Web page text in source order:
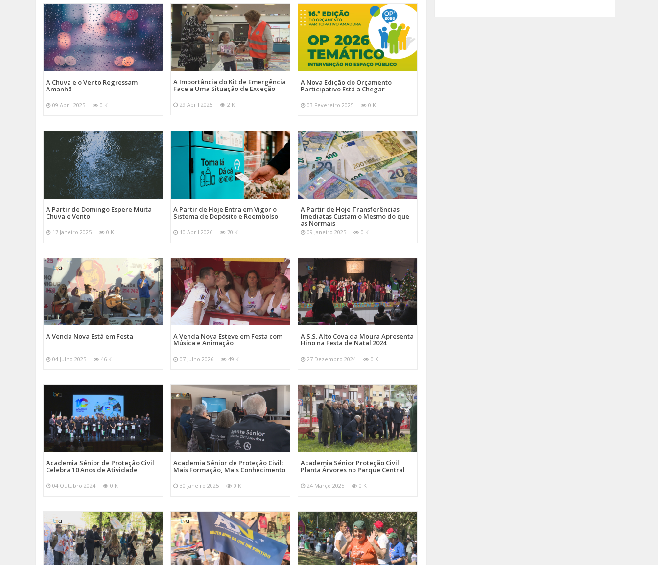
A Chuva e o Vento Regressam
Amanhã
09 Abril 2025 0 K
A Importância do Kit de Emergência
Face a Uma Situação de Exceção
29 Abril 2025 2 K
A Nova Edição do Orçamento
Participativo Está a Chegar
03 Fevereiro 2025 0 K
A Partir de Domingo Espere Muita
Chuva e Vento
17 Janeiro 2025 0 K
A Partir de Hoje Entra em Vigor o
Sistema de Depósito e Reembolso
10 Abril 2026 70 K
A Partir de Hoje Transferências
Imediatas Custam o Mesmo do que
as Normais
09 Janeiro 2025 0 K
A Venda Nova Está em Festa
04 Julho 2025 46 K
A Venda Nova Esteve em Festa com
Música e Animação
07 Julho 2026 49 K
A.S.S. Alto Cova da Moura Apresenta
Hino na Festa de Natal 2024
27 Dezembro 2024 0 K
Academia Sénior de Proteção Civil
Celebra 10 Anos de Atividade
04 Outubro 2024 0 K
Academia Sénior de Proteção Civil:
Mais Formação, Mais Conhecimento
30 Janeiro 2025 0 K
Academia Sénior Proteção Civil
Planta Árvores no Parque Central
24 Março 2025 0 K